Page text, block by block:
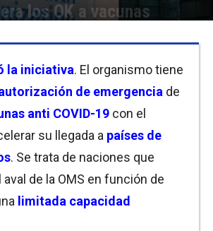
los OK a vacunas
la iniciativa. El organismo tiene
de emergencia de
anti COVID-19 con el
su llegada a países de
. Se trata de naciones que
de la OMS en función de
limitada capacidad